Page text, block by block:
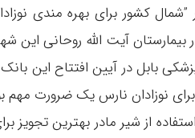
”شمال کشور برای بهره مندی
آیت الله روحانی این
بابل در آیین افتتاح این بانک
نوزادان نارس یک ضرورت مهم
از شیر مادر بهترین تجویز